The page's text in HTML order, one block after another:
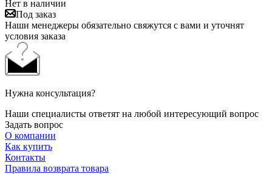
Нет в наличии
Под заказ
Наши менеджеры обязательно свяжутся с вами и уточнят
условия заказа
Нужна консультация?
Наши специалисты ответят на любой интересующий вопрос
Задать вопрос
О компании
Как купить
Контакты
Правила возврата товара